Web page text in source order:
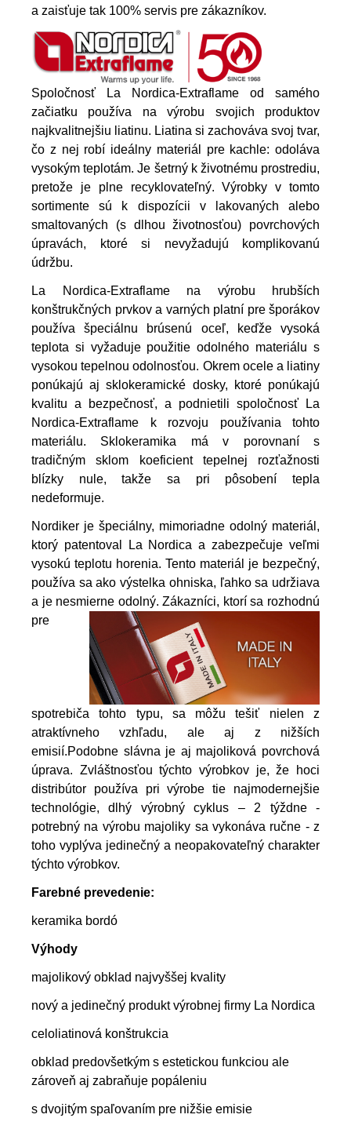
a zaisťuje tak 100% servis pre zákazníkov.
Spoločnosť La Nordica-Extraflame od samého
začiatku používa na výrobu svojich produktov
najkvalitnejšiu liatinu. Liatina si zachováva svoj tvar,
čo z nej robí ideálny materiál pre kachle: odoláva
vysokým teplotám. Je šetrný k životnému prostrediu,
pretože je plne recyklovateľný. Výrobky v tomto
sortimente sú k dispozícii v lakovaných alebo
smaltovaných (s dlhou životnosťou) povrchových
úpravách, ktoré si nevyžadujú komplikovanú
údržbu.
La Nordica-Extraflame na výrobu hrubších
konštrukčných prvkov a varných platní pre šporákov
používa špeciálnu brúsenú oceľ, keďže vysoká
teplota si vyžaduje použitie odolného materiálu s
vysokou tepelnou odolnosťou. Okrem ocele a liatiny
ponúkajú aj sklokeramické dosky, ktoré ponúkajú
kvalitu a bezpečnosť, a podnietili spoločnosť La
Nordica-Extraflame k rozvoju používania tohto
materiálu. Sklokeramika má v porovnaní s
tradičným sklom koeficient tepelnej rozťažnosti
blízky nule, takže sa pri pôsobení tepla
nedeformuje.
Nordiker je špeciálny, mimoriadne odolný materiál,
ktorý patentoval La Nordica a zabezpečuje veľmi
vysokú teplotu horenia. Tento materiál je bezpečný,
používa sa ako výstelka ohniska, ľahko sa udržiava
a je nesmierne odolný. Zákazníci, ktorí sa rozhodnú
pre
spotrebiča tohto typu, sa môžu tešiť nielen z
atraktívneho vzhľadu, ale aj z nižších
emisií.Podobne slávna je aj majoliková povrchová
úprava. Zvláštnosťou týchto výrobkov je, že hoci
distribútor používa pri výrobe tie najmodernejšie
technológie, dlhý výrobný cyklus – 2 týždne -
potrebný na výrobu majoliky sa vykonáva ručne - z
toho vyplýva jedinečný a neopakovateľný charakter
týchto výrobkov.
Farebné prevedenie:
keramika bordó
Výhody
majolikový obklad najvyššej kvality
nový a jedinečný produkt výrobnej firmy La Nordica
celoliatinová konštrukcia
obklad predovšetkým s estetickou funkciou ale
zároveň aj zabraňuje popáleniu
s dvojitým spaľovaním pre nižšie emisie